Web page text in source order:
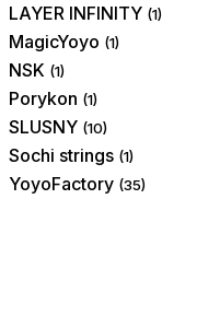
LAYER INFINITY (1)
MagicYoyo (1)
NSK (1)
Porykon (1)
SLUSNY (10)
Sochi strings (1)
YoyoFactory (35)